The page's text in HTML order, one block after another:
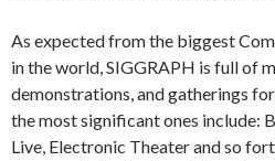
As expected from the biggest
in the world, SIGGRAPH is full of
demonstrations, and gatherings
the most significant ones include:
Live, Electronic Theater and so